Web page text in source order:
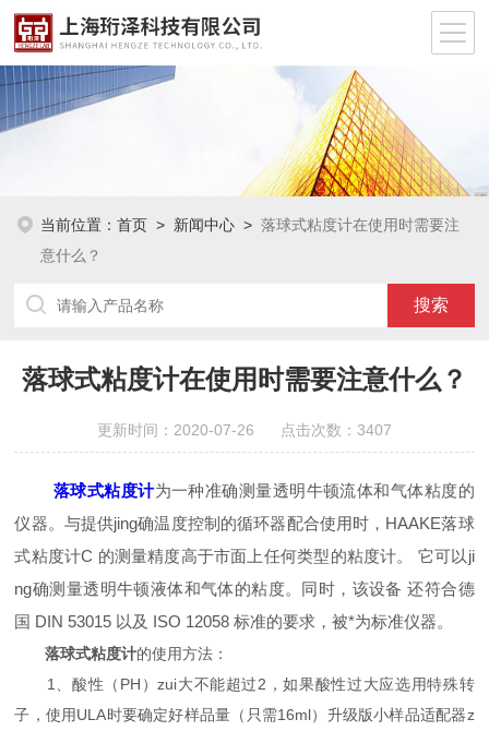
当前位置：首页 > 新闻中心 >落球式粘度计在使用时需要注
意什么？
落球式粘度计在使用时需要注意什么？
更新时间：2020-07-26 点击次数：3407
落球式粘度计为一种准确测量透明牛顿流体和气体粘度的
仪器。与提供jing确温度控制的循环器配合使用时，HAAKE落球
式粘度计C 的测量精度高于市面上任何类型的粘度计。 它可以ji
ng确测量透明牛顿液体和气体的粘度。同时，该设备 还符合德
国 DIN 53015 以及 ISO 12058 标准的要求，被*为标准仪器。
落球式粘度计的使用方法：
1、酸性（PH）zui大不能超过2，如果酸性过大应选用特殊转
子，使用ULA时要确定好样品量（只需16ml）升级版小样品适配器z